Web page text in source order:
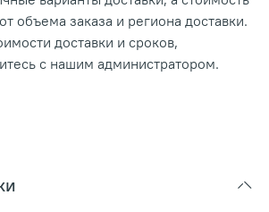
объема заказа и региона доставки.
доставки и сроков,
с нашим администратором.